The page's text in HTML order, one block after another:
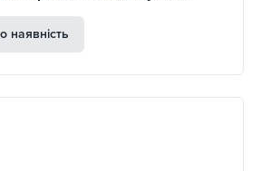
наявність